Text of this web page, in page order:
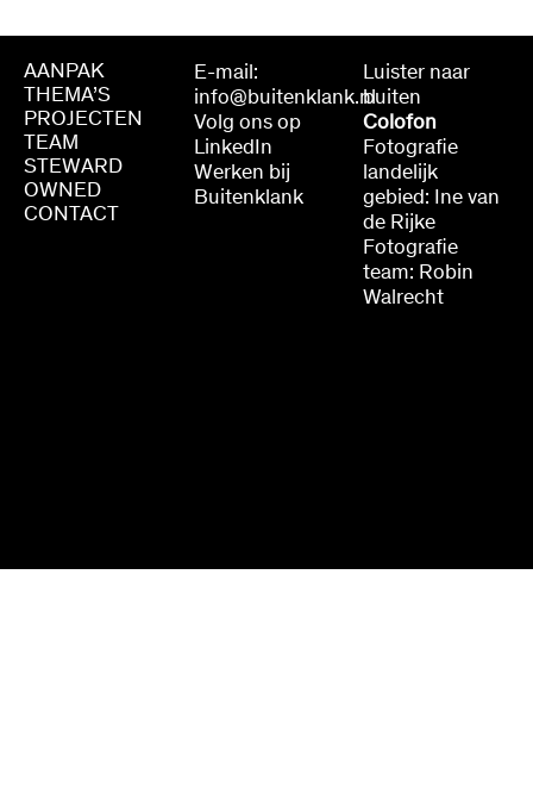
AANPAK
THEMA’S
PROJECTEN
TEAM
STEWARD
OWNED
CONTACT
E-mail:
info@buitenklank.nl
Volg ons op
LinkedIn
Werken bij
Buitenklank
Luister naar
buiten
Colofon
Fotografie
landelijk
gebied: Ine van
de Rijke
Fotografie
team: Robin
Walrecht